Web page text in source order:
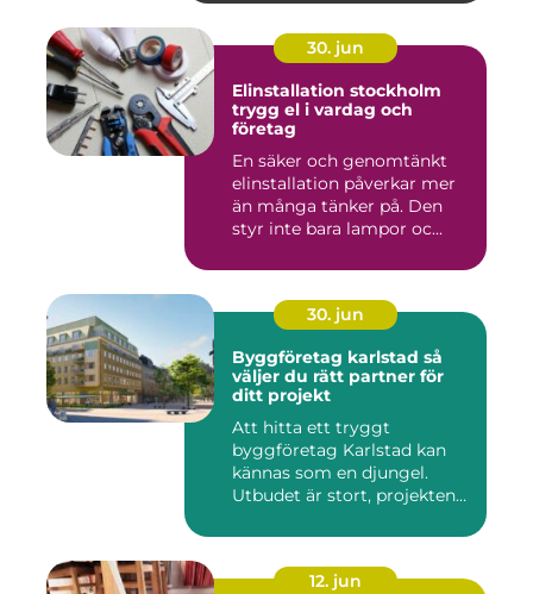
30. jun
Elinstallation stockholm
trygg el i vardag och
företag
En säker och genomtänkt
elinstallation påverkar mer
än många tänker på. Den
styr inte bara lampor oc...
30. jun
Byggföretag karlstad så
väljer du rätt partner för
ditt projekt
Att hitta ett tryggt
byggföretag Karlstad kan
kännas som en djungel.
Utbudet är stort, projekten
12. jun